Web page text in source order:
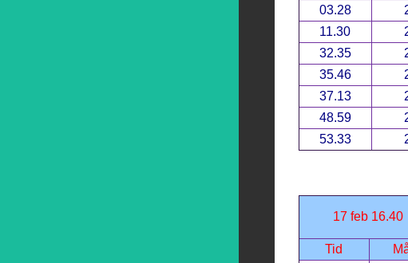
03.28
11.30
32.35
35.46
37.13
48.59
53.33
17 feb 16.40
Tid